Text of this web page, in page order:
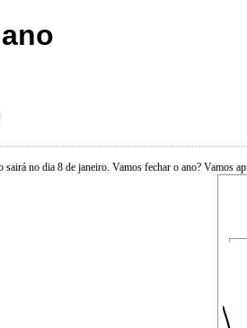
no dia 8 de janeiro. Vamos fechar o ano? Vamos